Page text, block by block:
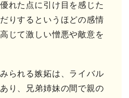
れた点に引け目を感じた
りするというほどの感情
じて激しい憎悪や敵意を
られる嫉妬は、ライバル
り、兄弟姉妹の間で親の